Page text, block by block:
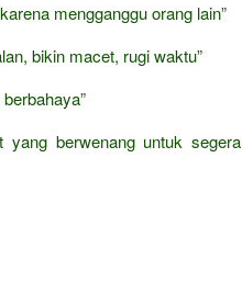
mengganggu orang lain”
bikin macet, rugi waktu”
yang berwenang untuk segera